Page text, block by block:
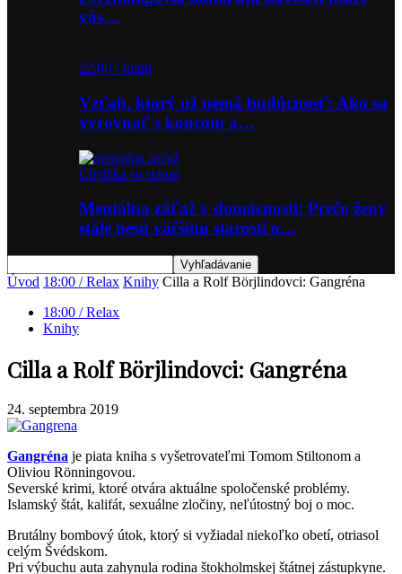
vás…
22:00 / Intim
Vzťah, ktorý už nemá budúcnosť: Ako sa
vyrovnať s koncom a…
Chvíľka so sebou
Mentálna záťaž v domácnosti: Prečo ženy
stále nesú väčšinu starostí o…
Úvod 18:00 / Relax Knihy Cilla a Rolf Börjlindovci: Gangréna
18:00 / Relax
Knihy
Cilla a Rolf Börjlindovci: Gangréna
24. septembra 2019
Gangréna je piata kniha s vyšetrovateľmi Tomom Stiltonom a
Oliviou Rönningovou.
Severské krimi, ktoré otvára aktuálne spoločenské problémy.
Islamský štát, kalifát, sexuálne zločiny, neľútostný boj o moc.
Brutálny bombový útok, ktorý si vyžiadal niekoľko obetí, otriasol
celým Švédskom.
Pri výbuchu auta zahynula rodina štokholmskej štátnej zástupkyne.